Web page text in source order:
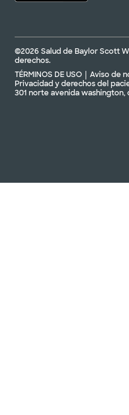
©2026 Salud de Baylor Scott
derechos.
TÉRMINOS DE USO
Aviso de
Privacidad y derechos del
301 norte avenida washington,